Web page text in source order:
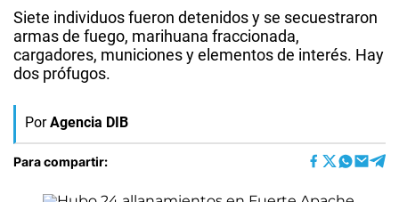
Siete individuos fueron detenidos y se secuestraron
armas de fuego, marihuana fraccionada,
cargadores, municiones y elementos de interés. Hay
dos prófugos.
Por Agencia DIB
Para compartir: